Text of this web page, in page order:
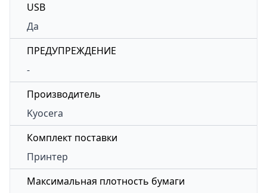
USB
Да
ПРЕДУПРЕЖДЕНИЕ
-
Производитель
Kyocera
Комплект поставки
Принтер
Максимальная плотность бумаги